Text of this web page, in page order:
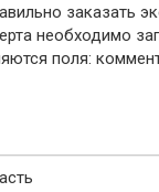
экспертизу земельного
необходимо
поля: